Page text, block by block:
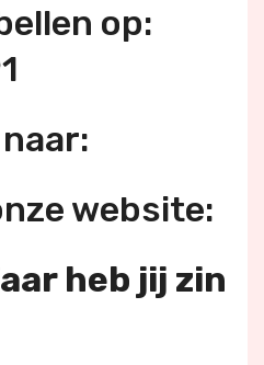
op:
website:
heb jij zin